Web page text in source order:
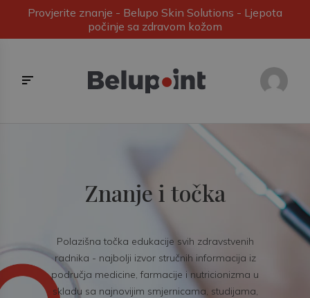
Provjerite znanje - Belupo Skin Solutions - Ljepota
počinje sa zdravom kožom
Znanje i točka
Polazišna točka edukacije svih zdravstvenih
radnika - najbolji izvor stručnih informacija iz
područja medicine, farmacije i nutricionizma u
skladu sa najnovijim smjernicama, studijama,